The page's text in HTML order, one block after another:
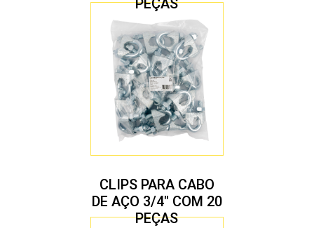
PEÇAS
CLIPS PARA CABO
DE AÇO 3/4″ COM 20
PEÇAS